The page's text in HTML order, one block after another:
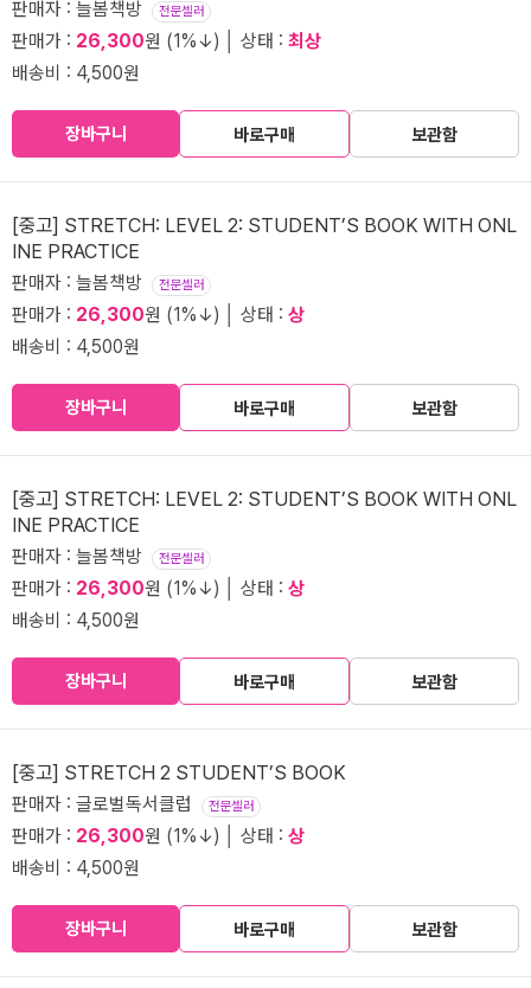
판매자 : 늘봄책방 전문셀러
판매가 : 26,300원 (1%↓) │ 상태 : 최상
배송비 : 4,500원
장바구니 바로구매 보관함
[중고] STRETCH: LEVEL 2: STUDENT’S BOOK WITH ONL
INE PRACTICE
판매자 : 늘봄책방 전문셀러
판매가 : 26,300원 (1%↓) │ 상태 : 상
배송비 : 4,500원
장바구니 바로구매 보관함
[중고] STRETCH: LEVEL 2: STUDENT’S BOOK WITH ONL
INE PRACTICE
판매자 : 늘봄책방 전문셀러
판매가 : 26,300원 (1%↓) │ 상태 : 상
배송비 : 4,500원
장바구니 바로구매 보관함
[중고] STRETCH 2 STUDENT’S BOOK
판매자 : 글로벌독서클럽 전문셀러
판매가 : 26,300원 (1%↓) │ 상태 : 상
배송비 : 4,500원
장바구니 바로구매 보관함